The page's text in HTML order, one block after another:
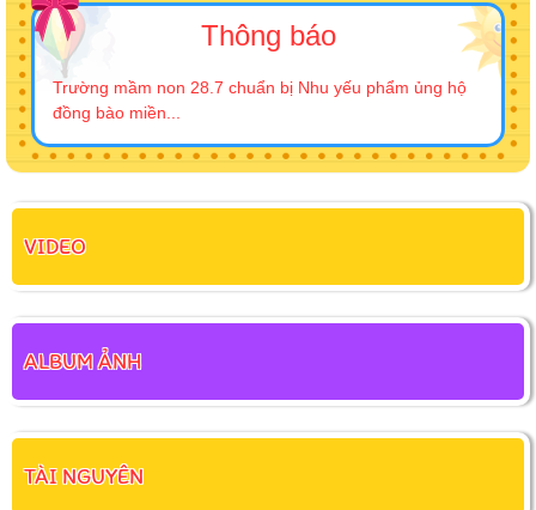
Thông báo
Trường mầm non 28.7 chuẩn bị Nhu yếu phẩm ủng hộ
đồng bào miền...
VIDEO
ALBUM ẢNH
TÀI NGUYÊN